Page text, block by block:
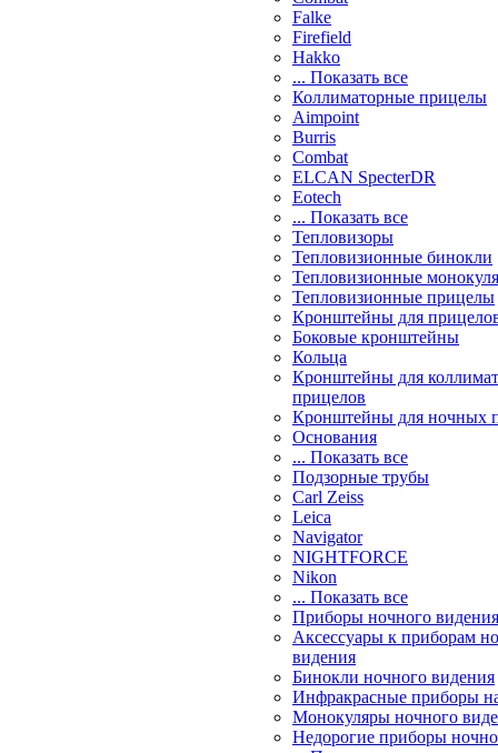
Falke
Firefield
Hakko
... Показать все
Коллиматорные прицелы
Aimpoint
Burris
Combat
ELCAN SpecterDR
Eotech
... Показать все
Тепловизоры
Тепловизионные бинокли
Тепловизионные
Тепловизионные прицелы
Кронштейны для
Боковые кронштейны
Кольца
Кронштейны для
прицелов
Кронштейны для ночных
Основания
... Показать все
Подзорные трубы
Carl Zeiss
Leica
Navigator
NIGHTFORCE
Nikon
... Показать все
Приборы ночного видения
Аксессуары к приборам
видения
Бинокли ночного видения
Инфракрасные приборы
Монокуляры ночного
Недорогие приборы